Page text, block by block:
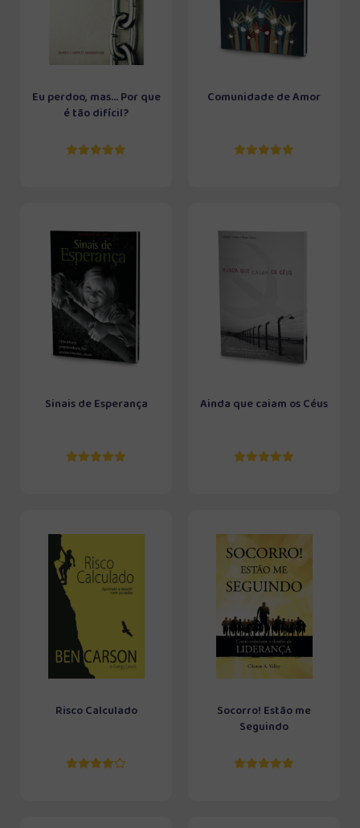
Eu perdoo, mas... Por que
é tão difícil?
Comunidade de Amor
Sinais de Esperança Ainda que caiam os Céus
Risco Calculado
Socorro! Estão me
Seguindo